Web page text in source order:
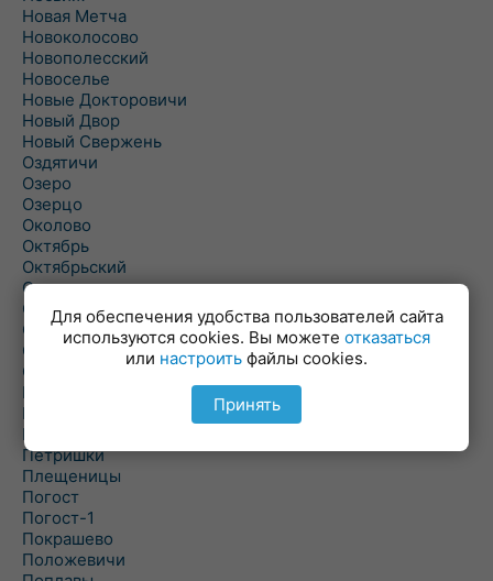
Новая Метча
Новоколосово
Новополесский
Новоселье
Новые Докторовичи
Новый Двор
Новый Свержень
Оздятичи
Озеро
Озерцо
Околово
Октябрь
Октябрьский
Олехновичи
Омговичи
Оношки
Осовец
Острошицкий Городок
Пасека
Пастовичи
Першаи
Петришки
Плещеницы
Погост
Погост-1
Покрашево
Положевичи
Для обеспечения удобства пользователей сайта
используются cookies. Вы можете отказаться
или настроить файлы cookies.
Принять